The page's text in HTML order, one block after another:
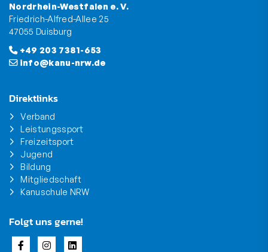
Nordrhein-Westfalen e. V.
Friedrich-Alfred-Allee 25
47055 Duisburg
+49 203 7381-653
info@kanu-nrw.de
Direktlinks
Verband
Leistungssport
Freizeitsport
Jugend
Bildung
Mitgliedschaft
Kanuschule NRW
Folgt uns gerne!